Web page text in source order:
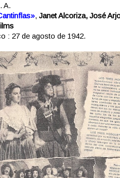
A.
, Janet Alcoriza, José
: 27 de agosto de 1942.